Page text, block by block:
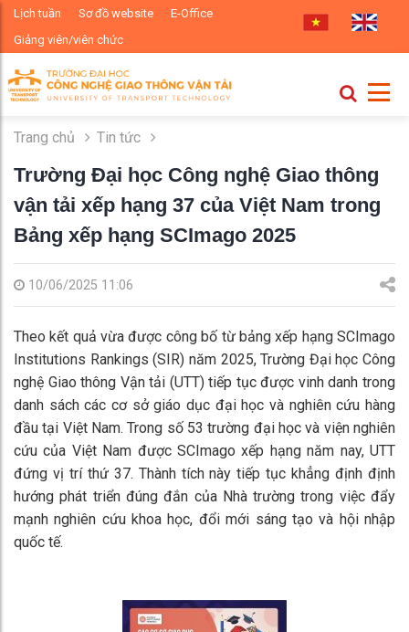
Lịch tuần Sơ đồ website
E-Office
Giảng viên/viên chức
Trang chủ Tin tức
Trường Đại học Công nghệ Giao thông
vận tải xếp hạng 37 của Việt Nam trong
Bảng xếp hạng SCImago 2025
10/06/2025 11:06
Theo kết quả vừa được công bố từ bảng xếp hạng SCImago
Institutions Rankings (SIR) năm 2025, Trường Đại học Công
nghệ Giao thông Vận tải (UTT) tiếp tục được vinh danh trong
danh sách các cơ sở giáo dục đại học và nghiên cứu hàng
đầu tại Việt Nam. Trong số 53 trường đại học và viện nghiên
cứu của Việt Nam được SCImago xếp hạng năm nay, UTT
đứng vị trí thứ 37. Thành tích này tiếp tục khẳng định định
hướng phát triển đúng đắn của Nhà trường trong việc đẩy
mạnh nghiên cứu khoa học, đổi mới sáng tạo và hội nhập
quốc tế.